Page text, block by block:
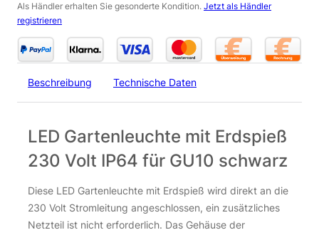
Als Händler erhalten Sie gesonderte Kondition. Jetzt als Händler
registrieren
Beschreibung Technische Daten
LED Gartenleuchte mit Erdspieß
230 Volt IP64 für GU10 schwarz
Diese LED Gartenleuchte mit Erdspieß wird direkt an die
230 Volt Stromleitung angeschlossen, ein zusätzliches
Netzteil ist nicht erforderlich. Das Gehäuse der